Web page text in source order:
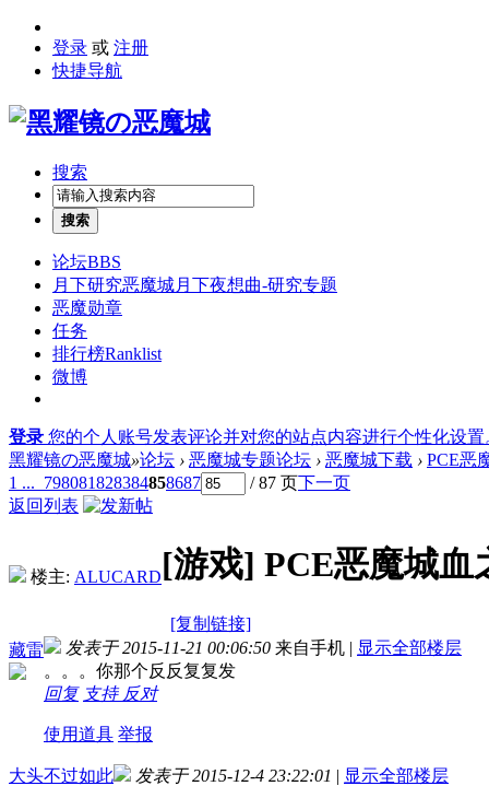
登录 或 注册
快捷导航
搜索
搜索
论坛BBS
月下研究恶魔城月下夜想曲-研究专题
恶魔勋章
任务
排行榜Ranklist
微博
登录 您的个人账号发表评论并对您的站点内容进行个性化设置
黑耀镜の恶魔城»论坛 › 恶魔城专题论坛 › 恶魔城下载 › PCE恶
1 ... 798081828384858687 / 87 页下一页
返回列表
楼主: ALUCARD[游戏] PCE恶魔城血
[复制链接]
藏雷
发表于 2015-11-21 00:06:50 来自手机 | 显示全部楼层
。。。你那个反反复复发
回复 支持 反对
使用道具 举报
大头不过如此 发表于 2015-12-4 23:22:01 | 显示全部楼层